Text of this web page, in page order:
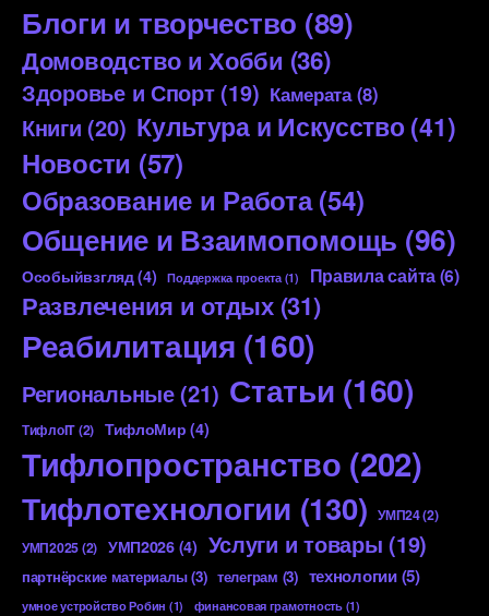
Блоги и творчество (89)
Домоводство и Хобби (36)
Здоровье и Спорт(19) Камерата(8)
Книги (20) Культура и Искусство(41)
Новости (57)
Образование и Работа(54)
Общение и Взаимопомощь (96)
Особыйвзгляд(4) Поддержка проекта(1) Правила сайта(6)
Развлечения и отдых(31)
Реабилитация (160)
Региональные(21) Статьи (160)
ТифлоIT(2) ТифлоМир (4)
Тифлопространство (202)
Тифлотехнологии (130) УМП24(2)
УМП2025(2) УМП2026(4) Услуги и товары (19)
партнёрские материалы(3) телеграм (3) технологии(5)
умное устройство Робин (1) финансовая грамотность(1)